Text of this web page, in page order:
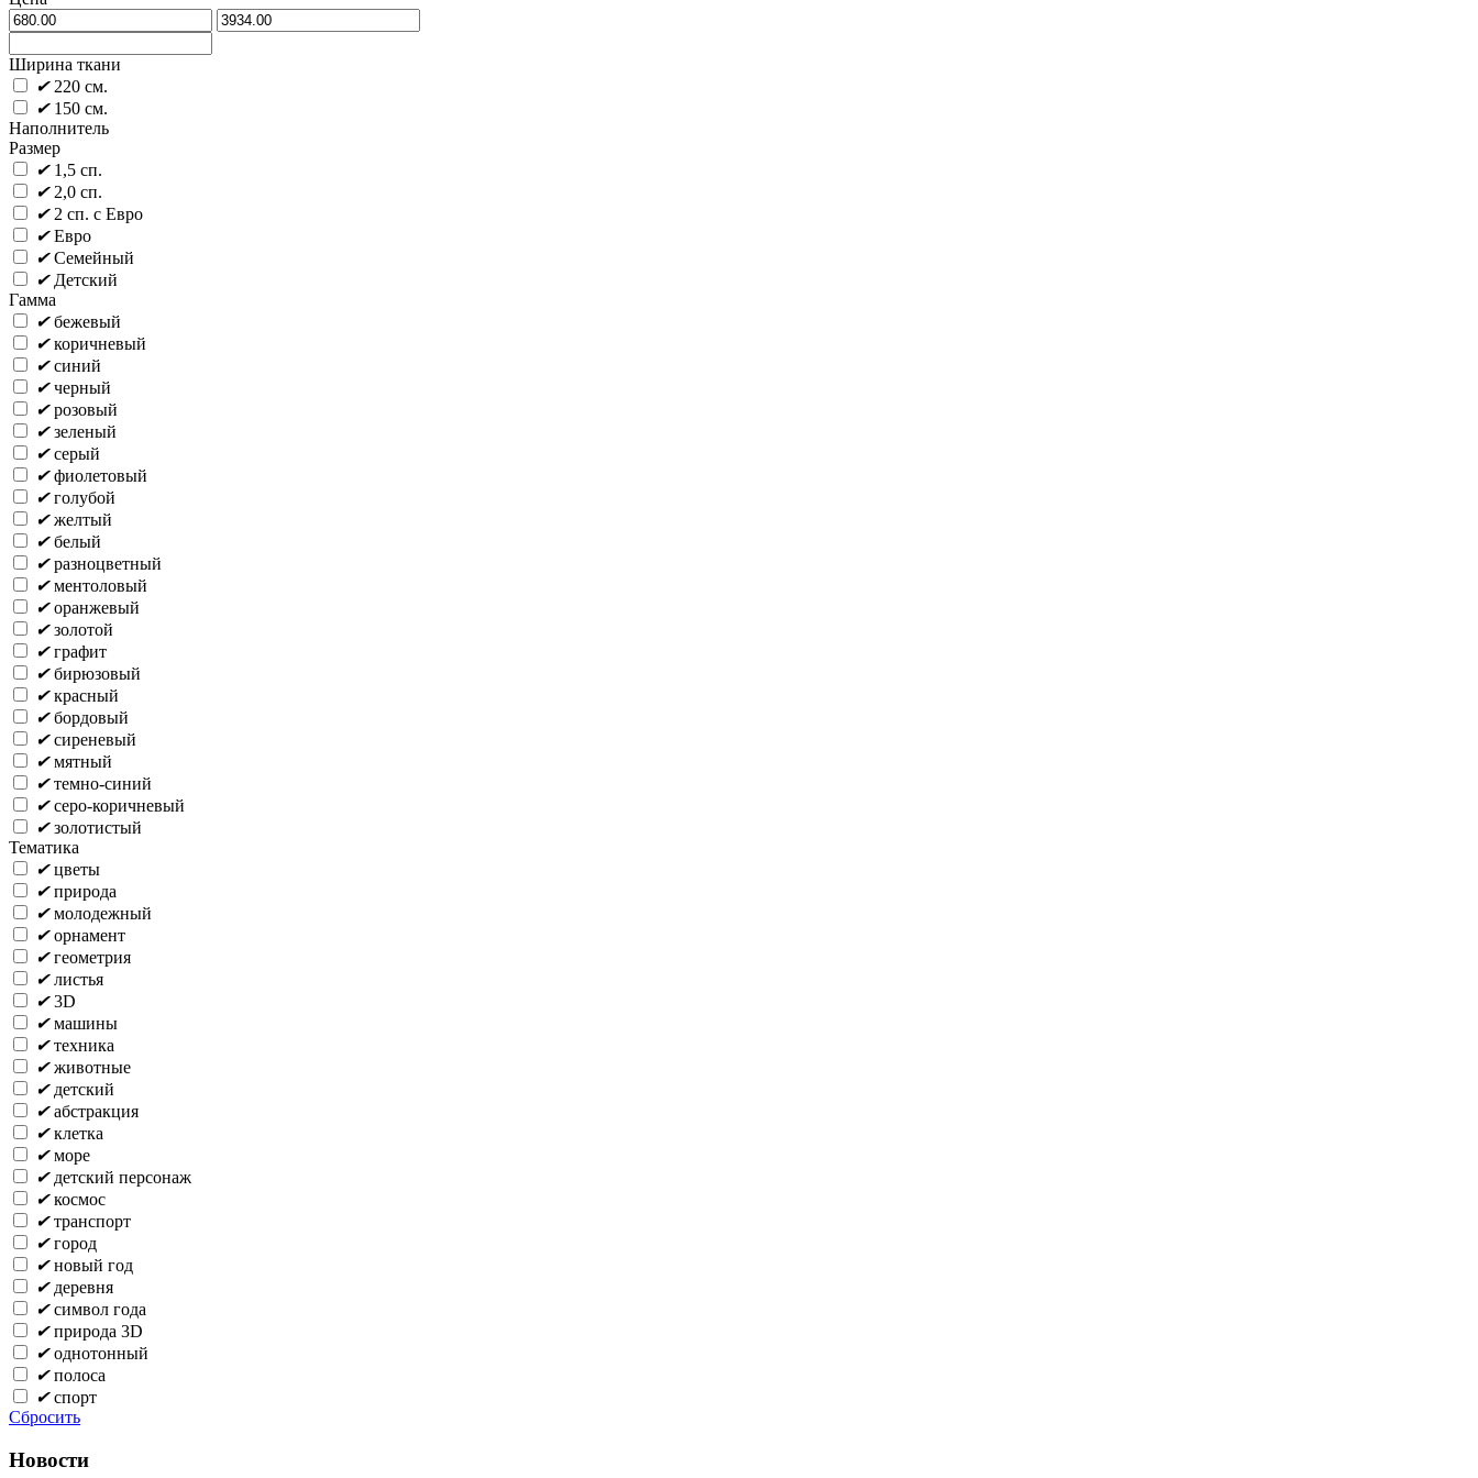
Ширина ткани
✔ 220 см.
✔ 150 см.
Наполнитель
Размер
✔ 1,5 сп.
✔ 2,0 сп.
✔ 2 сп. с Евро
✔ Евро
✔ Семейный
✔ Детский
Гамма
✔ бежевый
✔ коричневый
✔ синий
✔ черный
✔ розовый
✔ зеленый
✔ серый
✔ фиолетовый
✔ голубой
✔ желтый
✔ белый
✔ разноцветный
✔ ментоловый
✔ оранжевый
✔ золотой
✔ графит
✔ бирюзовый
✔ красный
✔ бордовый
✔ сиреневый
✔ мятный
✔ темно-синий
✔ серо-коричневый
✔ золотистый
Тематика
✔ цветы
✔ природа
✔ молодежный
✔ орнамент
✔ геометрия
✔ листья
✔ 3D
✔ машины
✔ техника
✔ животные
✔ детский
✔ абстракция
✔ клетка
✔ море
✔ детский персонаж
✔ космос
✔ транспорт
✔ город
✔ новый год
✔ деревня
✔ символ года
✔ природа 3D
✔ однотонный
✔ полоса
✔ спорт
Сбросить
Новости